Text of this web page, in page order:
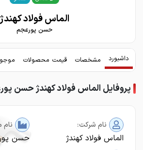
الماس فولاد کهندژ
حسن پورعجم
داشبورد مشخصات قیمت محصولات
پروفایل الماس فولاد کهندژ حسن
نام شرکت:
الماس فولاد کهندژ
نام
حسن